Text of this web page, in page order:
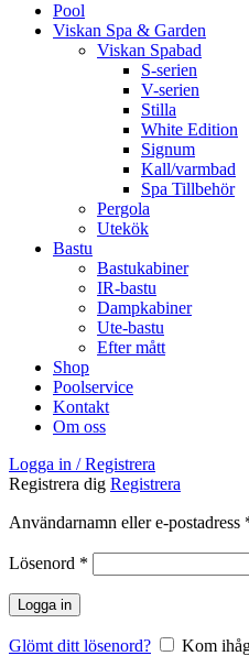
Pool
Viskan Spa & Garden
Viskan Spabad
S-serien
V-serien
Stilla
White Edition
Signum
Kall/varmbad
Spa Tillbehör
Pergola
Utekök
Bastu
Bastukabiner
IR-bastu
Dampkabiner
Ute-bastu
Efter mått
Shop
Poolservice
Kontakt
Om oss
Logga in / Registrera
Registrera dig Registrera
Användarnamn eller e-postadress
Lösenord *
Logga in
Glömt ditt lösenord?
Kom